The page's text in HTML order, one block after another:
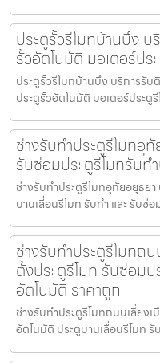
ประตูรั้วรีโมทบ้านบึง
รั้วอัตโนมัติ มอเตอร์ปร
ประตูรั้วรีโมทบ้านบึง บริการรับ
ประตูรั้วอัตโนมัติ มอเตอร์ประตู
ช่างรับทำประตูรีโมทอุ
รับซ่อมประตูรีโมทรับท
ช่างรับทำประตูรีโมทอุทัยอยุธย
บานเลื่อนรีโมท รับทำ และ รับซ่
ช่างรับทำประตูรีโมทถ
ตั้งประตูรีโมท รับซ่อม
อัตโนมัติ ราคาถูก
ช่างรับทำประตูรีโมทถนนเลี่ยง
อัตโนมัติ ประตูบานเลื่อนรีโมท รั